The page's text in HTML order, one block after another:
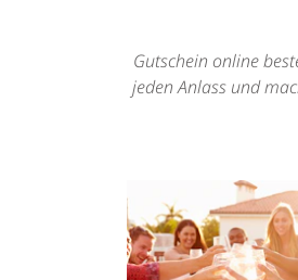
Gutschein online
jeden Anlass und